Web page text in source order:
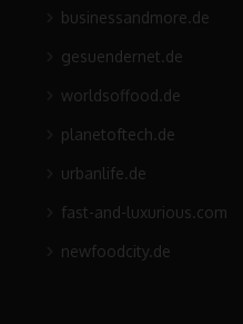
businessandmore.de
gesuendernet.de
worldsoffood.de
planetoftech.de
urbanlife.de
fast-and-luxurious.com
newfoodcity.de